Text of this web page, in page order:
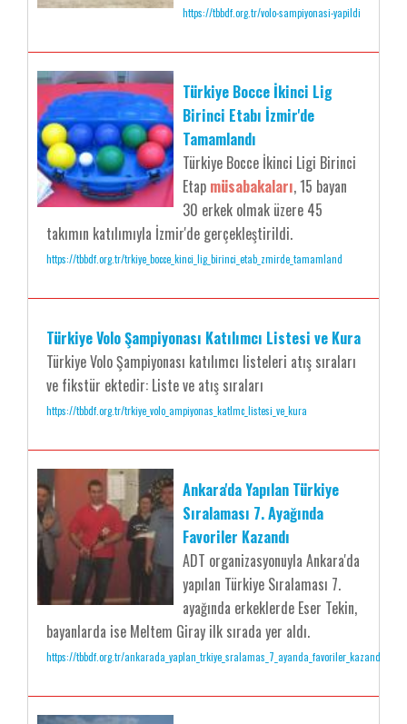
https://tbbdf.org.tr/volo-sampiyonasi-yapildi
Türkiye Bocce İkinci Lig
Birinci Etabı İzmir'de
Tamamlandı
Türkiye Bocce İkinci Ligi Birinci
Etap müsabakaları, 15 bayan
30 erkek olmak üzere 45
takımın katılımıyla İzmir'de gerçekleştirildi.
https://tbbdf.org.tr/trkiye_bocce_kinci_lig_birinci_etab_zmirde_tamamland
Türkiye Volo Şampiyonası Katılımcı Listesi ve Kura
Türkiye Volo Şampiyonası katılımcı listeleri atış sıraları
ve fikstür ektedir: Liste ve atış sıraları
https://tbbdf.org.tr/trkiye_volo_ampiyonas_katlmc_listesi_ve_kura
Ankara'da Yapılan Türkiye
Sıralaması 7. Ayağında
Favoriler Kazandı
ADT organizasyonuyla Ankara'da
yapılan Türkiye Sıralaması 7.
ayağında erkeklerde Eser Tekin,
bayanlarda ise Meltem Giray ilk sırada yer aldı.
https://tbbdf.org.tr/ankarada_yaplan_trkiye_sralamas_7_ayanda_favoriler_kazand